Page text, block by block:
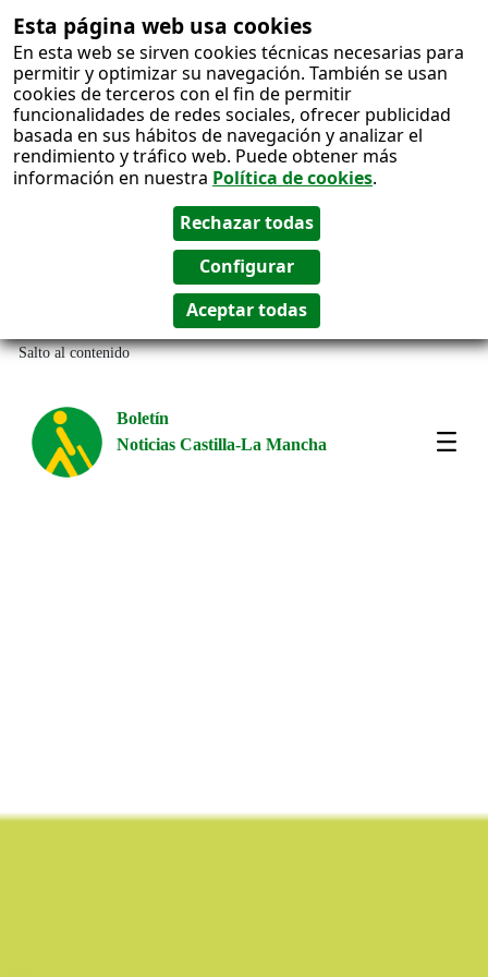
Esta página web usa cookies
En esta web se sirven cookies técnicas necesarias para
permitir y optimizar su navegación. También se usan
cookies de terceros con el fin de permitir
funcionalidades de redes sociales, ofrecer publicidad
basada en sus hábitos de navegación y analizar el
rendimiento y tráfico web. Puede obtener más
información en nuestra Política de cookies.
Salto al contenido
Boletín
Noticias Castilla-La Mancha